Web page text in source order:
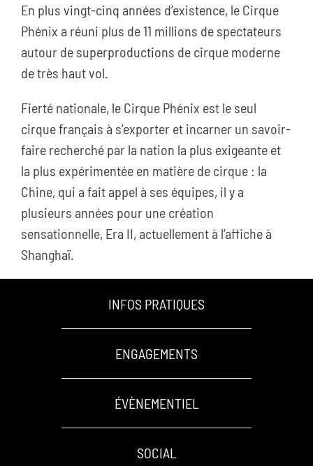
En plus vingt-cinq années d’existence, le Cirque
Phénix a réuni plus de 11 millions de spectateurs
autour de superproductions de cirque moderne
de très haut vol.
Fierté nationale, le Cirque Phénix est le seul
cirque français à s’exporter et incarner un savoir-
faire recherché par la nation la plus exigeante et
la plus expérimentée en matière de cirque : la
Chine, qui a fait appel à ses équipes, il y a
plusieurs années pour une création
sensationnelle, Era II, actuellement à l’affiche à
Shanghaï.
INFOS PRATIQUES
ENGAGEMENTS
ÉVÈNEMENTIEL
SOCIAL